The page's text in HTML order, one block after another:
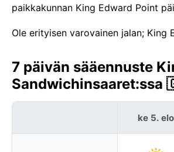
paikkakunnan King Edward Point
Ole erityisen varovainen jalan; King
7 päivän sääennuste
ke 5. elo